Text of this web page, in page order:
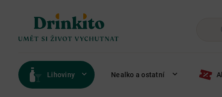
Lihoviny Nealko a ostatní